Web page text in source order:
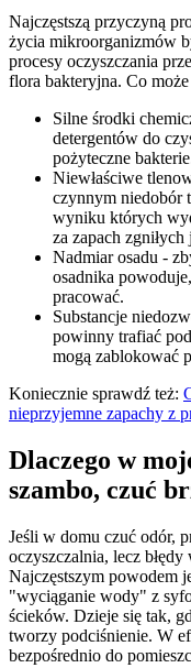
Najczęstszą przyczyną
życia mikroorganizmów
procesy oczyszczania
flora bakteryjna. Co
Silne środki
detergentów do
pożyteczne
Niewłaściwe
czynnym niedobór
wyniku których
za zapach zgniłych
Nadmiar osadu -
osadnika
pracować.
Substancje
powinny trafiać
mogą zablokować
Koniecznie sprawdź też:
nieprzyjemne zapachy z
Dlaczego w
szambo, czuć
Jeśli w domu czuć odór,
oczyszczalnia, lecz
Najczęstszym powodem
"wyciąganie wody" z
ścieków. Dzieje się tak,
tworzy podciśnienie. W
bezpośrednio do